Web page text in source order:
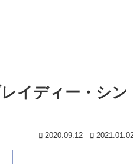
イディー・シン
2020.09.12